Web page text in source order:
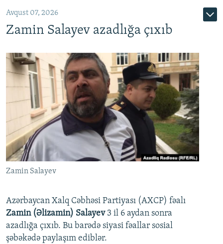
Avqust 07, 2026
Zamin Salayev azadlığa çıxıb
Zamin Salayev
Azərbaycan Xalq Cəbhəsi Partiyası (AXCP) fəalı
Zamin (Əlizamin) Salayev 3 il 6 aydan sonra
azadlığa çıxıb. Bu barədə siyasi fəallar sosial
şəbəkədə paylaşım ediblər.